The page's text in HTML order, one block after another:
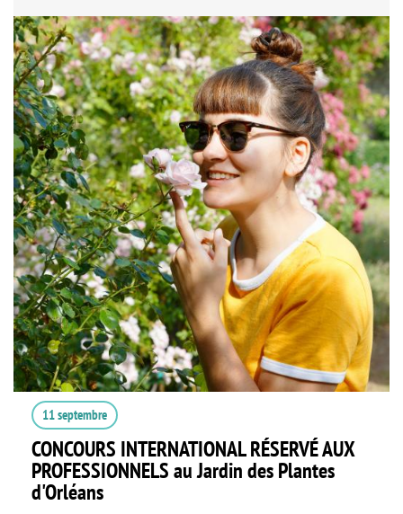
11 septembre
CONCOURS INTERNATIONAL RÉSERVÉ AUX
PROFESSIONNELS au Jardin des Plantes
d'Orléans